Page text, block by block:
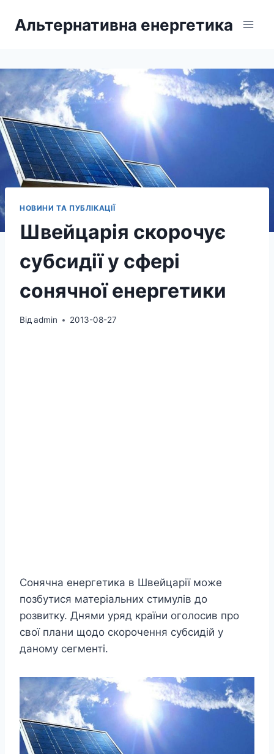
Альтернативна енергетика
НОВИНИ ТА ПУБЛІКАЦІЇ
Швейцарія скорочує
субсидії у сфері
сонячної енергетики
Від admin 2013-08-27
Сонячна енергетика в Швейцарії може
позбутися матеріальних стимулів до
розвитку. Днями уряд країни оголосив про
свої плани щодо скорочення субсидій у
даному сегменті.